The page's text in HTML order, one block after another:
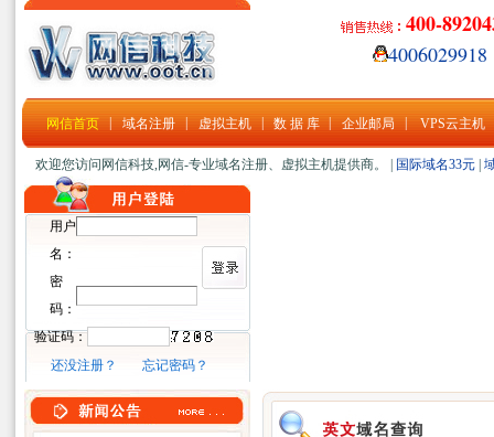
400-
4006029918
网信首页 域名注册 虚拟主机 数 据 库 企业邮局 VPS云主机
欢迎您访问网信科技,网信-专业域名注册、虚拟主机提供商。 | 国际域名33元
用户
名：
密
码：
验证码：
还没注册？
忘记密码？